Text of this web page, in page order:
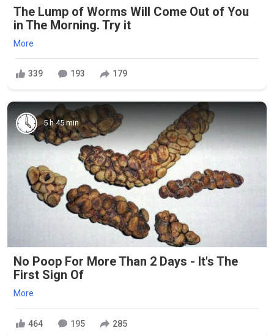
The Lump of Worms Will Come Out of You
in The Morning. Try it
More
339 193 179
5 h 45 min
No Poop For More Than 2 Days - It's The
First Sign Of
More
464 195 285